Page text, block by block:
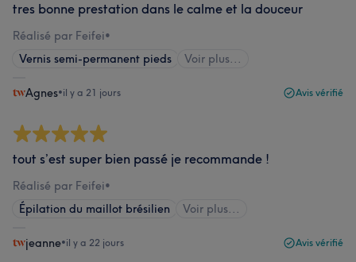
tres bonne prestation dans le calme et la douceur
Réalisé par Feifei•
Vernis semi-permanent pieds
Voir plus...
Agnes•il y a 21 jours Avis vérifié
tout s’est super bien passé je recommande !
Réalisé par Feifei•
Épilation du maillot brésilien
Voir plus...
jeanne•il y a 22 jours Avis vérifié